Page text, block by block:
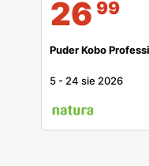
26 99
Puder Kobo
5 - 24 sie 2026